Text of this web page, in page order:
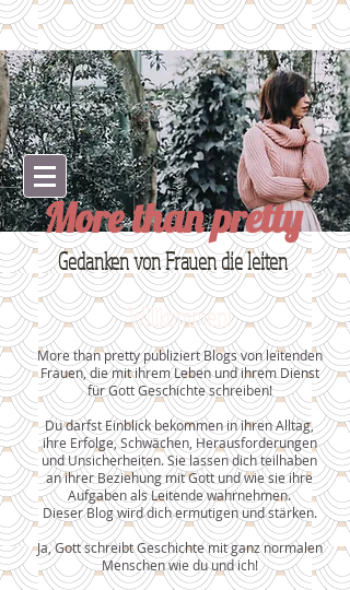
More than pretty
Gedanken von Frauen die leiten
Willkommen!
More than pretty publiziert Blogs von leitenden
Frauen, die mit ihrem Leben und ihrem Dienst
für Gott Geschichte schreiben!
Du darfst Einblick bekommen in ihren Alltag,
ihre Erfolge, Schwächen, Herausforderungen
und Unsicherheiten. Sie lassen dich teilhaben
an ihrer Beziehung mit Gott und wie sie ihre
Aufgaben als Leitende wahrnehmen.
Dieser Blog wird dich ermutigen und stärken.
Ja, Gott schreibt Geschichte mit ganz normalen
Menschen wie du und ich!